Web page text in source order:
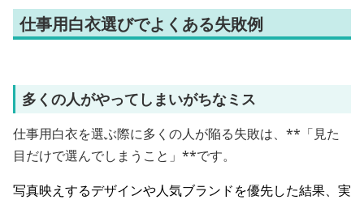
仕事用白衣選びでよくある失敗例
多くの人がやってしまいがちなミス
仕事用白衣を選ぶ際に多くの人が陥る失敗は、**「見た
目だけで選んでしまうこと」**です。
写真映えするデザインや人気ブランドを優先した結果、実